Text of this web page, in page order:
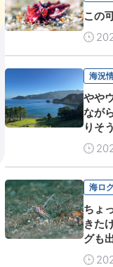
この
海況
やや
なが
りそ
海ロ
ちょ
きた
グも